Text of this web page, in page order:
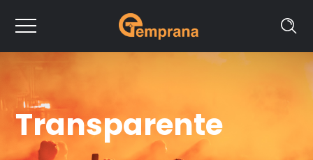
Transparente